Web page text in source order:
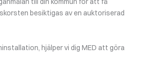
besiktigas av en auktoriserad
hjälper vi dig MED att göra